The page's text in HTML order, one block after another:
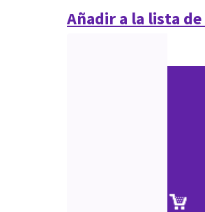
Añadir a la lista de